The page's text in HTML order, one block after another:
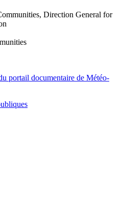
Direction General for
portail documentaire de Météo-